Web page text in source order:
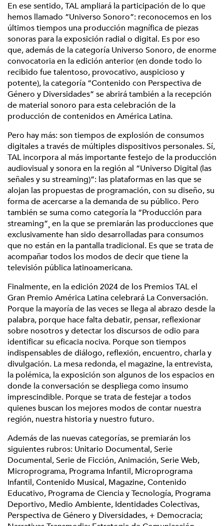
En ese sentido, TAL ampliará la participación de lo que
hemos llamado “Universo Sonoro”: reconocemos en los
últimos tiempos una producción magnífica de piezas
sonoras para la exposición radial o digital. Es por eso
que, además de la categoría Universo Sonoro, de enorme
convocatoria en la edición anterior (en donde todo lo
recibido fue talentoso, provocativo, auspicioso y
potente), la categoría “Contenido con Perspectiva de
Género y Diversidades” se abrirá también a la recepción
de material sonoro para esta celebración de la
producción de contenidos en América Latina.
Pero hay más: son tiempos de explosión de consumos
digitales a través de múltiples dispositivos personales. Sí,
TAL incorpora al más importante festejo de la producción
audiovisual y sonora en la región al “Universo Digital (las
señales y su streaming)”: las plataformas en las que se
alojan las propuestas de programación, con su diseño, su
forma de acercarse a la demanda de su público. Pero
también se suma como categoría la “Producción para
streaming”¸ en la que se premiarán las producciones que
exclusivamente han sido desarrolladas para consumos
que no están en la pantalla tradicional. Es que se trata de
acompañar todos los modos de decir que tiene la
televisión pública latinoamericana.
Finalmente, en la edición 2024 de los Premios TAL el
Gran Premio América Latina celebrará La Conversación.
Porque la mayoría de las veces se llega al abrazo desde la
palabra, porque hace falta debatir, pensar, reflexionar
sobre nosotros y detectar los discursos de odio para
identificar su eficacia nociva. Porque son tiempos
indispensables de diálogo, reflexión, encuentro, charla y
divulgación. La mesa redonda, el magazine, la entrevista,
la polémica, la exposición son algunos de los espacios en
donde la conversación se despliega como insumo
imprescindible. Porque se trata de festejar a todos
quienes buscan los mejores modos de contar nuestra
región, nuestra historia y nuestro futuro.
Además de las nuevas categorías, se premiarán los
siguientes rubros: Unitario Documental, Serie
Documental, Serie de Ficción, Animación, Serie Web,
Microprograma, Programa Infantil, Microprograma
Infantil, Contenido Musical, Magazine, Contenido
Educativo, Programa de Ciencia y Tecnología, Programa
Deportivo, Medio Ambiente, Identidades Colectivas,
Perspectiva de Género y Diversidades, + Democracia;